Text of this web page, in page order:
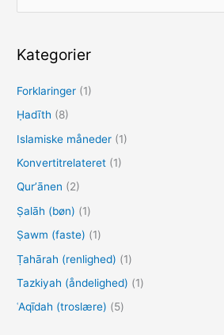
e
t
e
r
Kategorier
Forklaringer (1)
Ḥadīth (8)
Islamiske måneder (1)
Konvertitrelateret (1)
Qurʼānen (2)
Ṣalāh (bøn) (1)
Ṣawm (faste) (1)
Ṭahārah (renlighed) (1)
Tazkiyah (åndelighed) (1)
ʿAqīdah (troslære) (5)